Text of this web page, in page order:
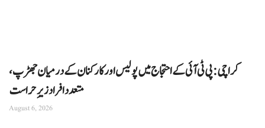
کراچی: پی ٹی آئی کے احتجاج میں پولیس اور کارکنان کے درمیان جھڑپ،
متعدد افراد زیرِ حراست
August 6, 2026